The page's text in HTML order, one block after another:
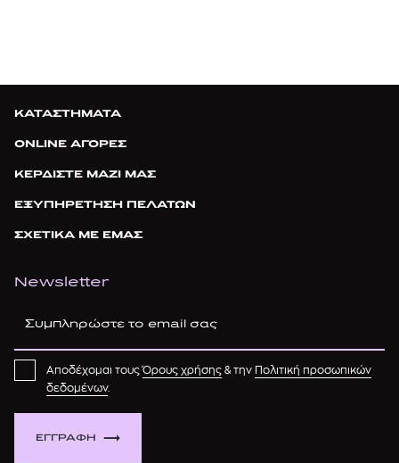
ΚΑΤΑΣΤΗΜΑΤΑ
ONLINE ΑΓΟΡΕΣ
ΚΕΡΔΙΣΤΕ ΜΑΖΙ ΜΑΣ
ΕΞΥΠΗΡΕΤΗΣΗ ΠΕΛΑΤΩΝ
ΣΧΕΤΙΚΑ ΜΕ ΕΜΑΣ
Newsletter
ΕΓΓΡΑΦΗ
Αποδέχομαι τουςΌρους χρήσης & την Πολιτική προσωπικών
δεδομένων.